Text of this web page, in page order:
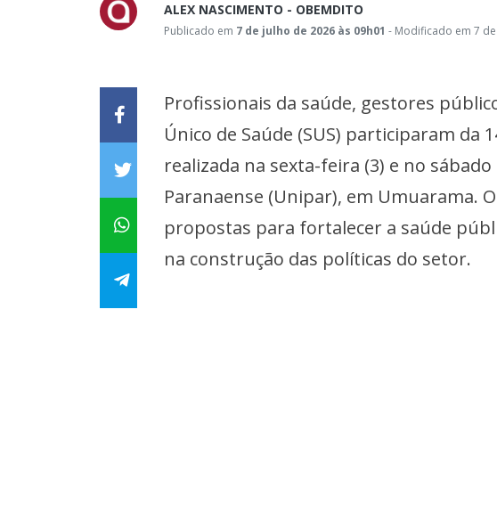
ALEX NASCIMENTO - OBEMDITO
Publicado em 7 de julho de 2026 às 09h01 - Modificado em 7
Profissionais da saúde, gestores
Único de Saúde (SUS) participaram da
realizada na sexta-feira (3) e no
Paranaense (Unipar), em Umuarama.
propostas para fortalecer a saúde
na construção das políticas do setor.